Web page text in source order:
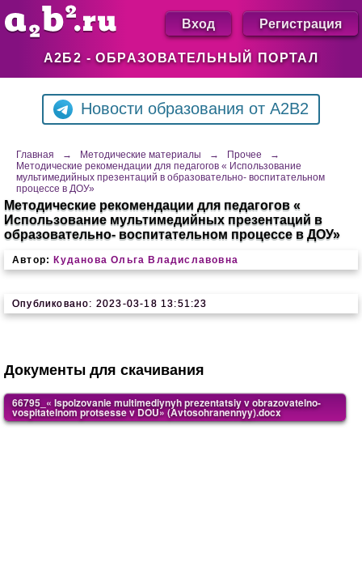
А2Б2 - ОБРАЗОВАТЕЛЬНЫЙ ПОРТАЛ
Вход Регистрация
Новости образования от A2B2
Главная → Методические материалы → Прочее
→
Методические рекомендации для педагогов « Использование
мультимедийных презентаций в образовательно- воспитательном
процессе в ДОУ»
Методические рекомендации для педагогов «
Использование мультимедийных презентаций в
образовательно- воспитательном процессе в ДОУ»
Автор: Куданова Ольга Владиславовна
Опубликовано: 2023-03-18 13:51:23
Документы для скачивания
66795_« Ispolzovanie multimediynyh prezentatsiy v obrazovatelno-
vospitatelnom protsesse v DOU» (Avtosohranennyy).docx